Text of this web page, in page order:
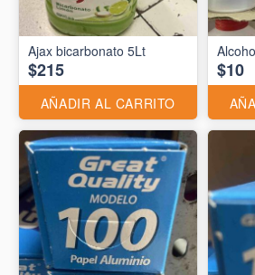
Ajax bicarbonato 5Lt
$215
AÑADIR AL CARRITO
$10